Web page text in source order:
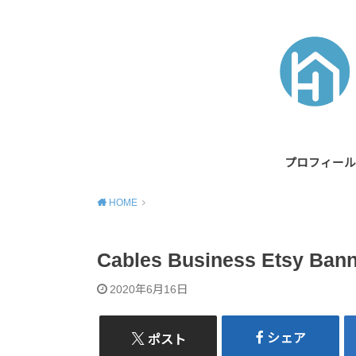
プロフィール
HOME
Cables Business Etsy
2020年6月16日
ポスト シェア